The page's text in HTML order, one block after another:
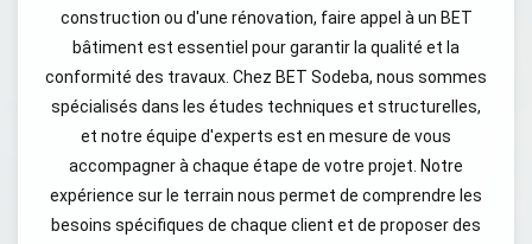
construction ou d'une rénovation, faire appel à un BET
bâtiment est essentiel pour garantir la qualité et la
conformité des travaux. Chez BET Sodeba, nous sommes
spécialisés dans les études techniques et structurelles,
et notre équipe d'experts est en mesure de vous
accompagner à chaque étape de votre projet. Notre
expérience sur le terrain nous permet de comprendre les
besoins spécifiques de chaque client et de proposer des